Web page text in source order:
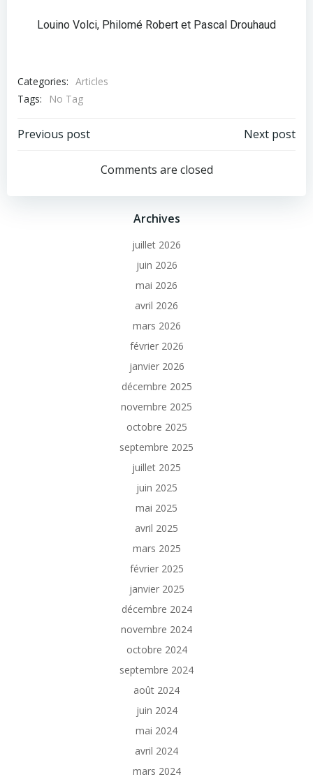
Louino Volci, Philomé Robert et Pascal Drouhaud
Categories: Articles
Tags:
No Tag
Previous post Next post
Comments are closed
Archives
juillet 2026
juin 2026
mai 2026
avril 2026
mars 2026
février 2026
janvier 2026
décembre 2025
novembre 2025
octobre 2025
septembre 2025
juillet 2025
juin 2025
mai 2025
avril 2025
mars 2025
février 2025
janvier 2025
décembre 2024
novembre 2024
octobre 2024
septembre 2024
août 2024
juin 2024
mai 2024
avril 2024
mars 2024